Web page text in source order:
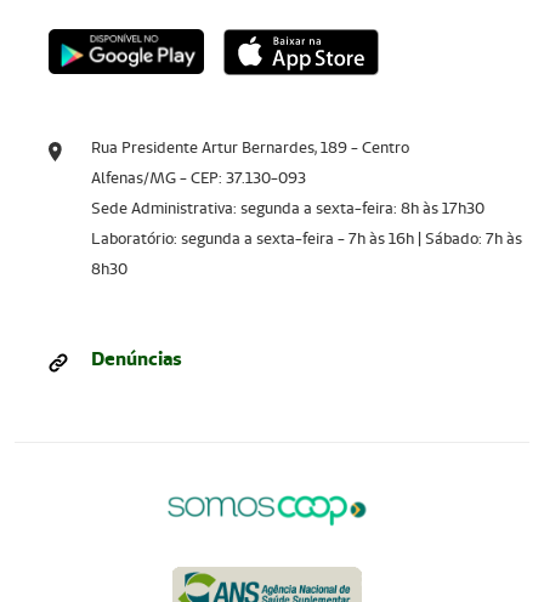
Rua Presidente Artur Bernardes, 189 - Centro
Alfenas/MG - CEP: 37.130-093
Sede Administrativa: segunda a sexta-feira: 8h às 17h30
Laboratório: segunda a sexta-feira - 7h às 16h | Sábado: 7h às
8h30
Denúncias